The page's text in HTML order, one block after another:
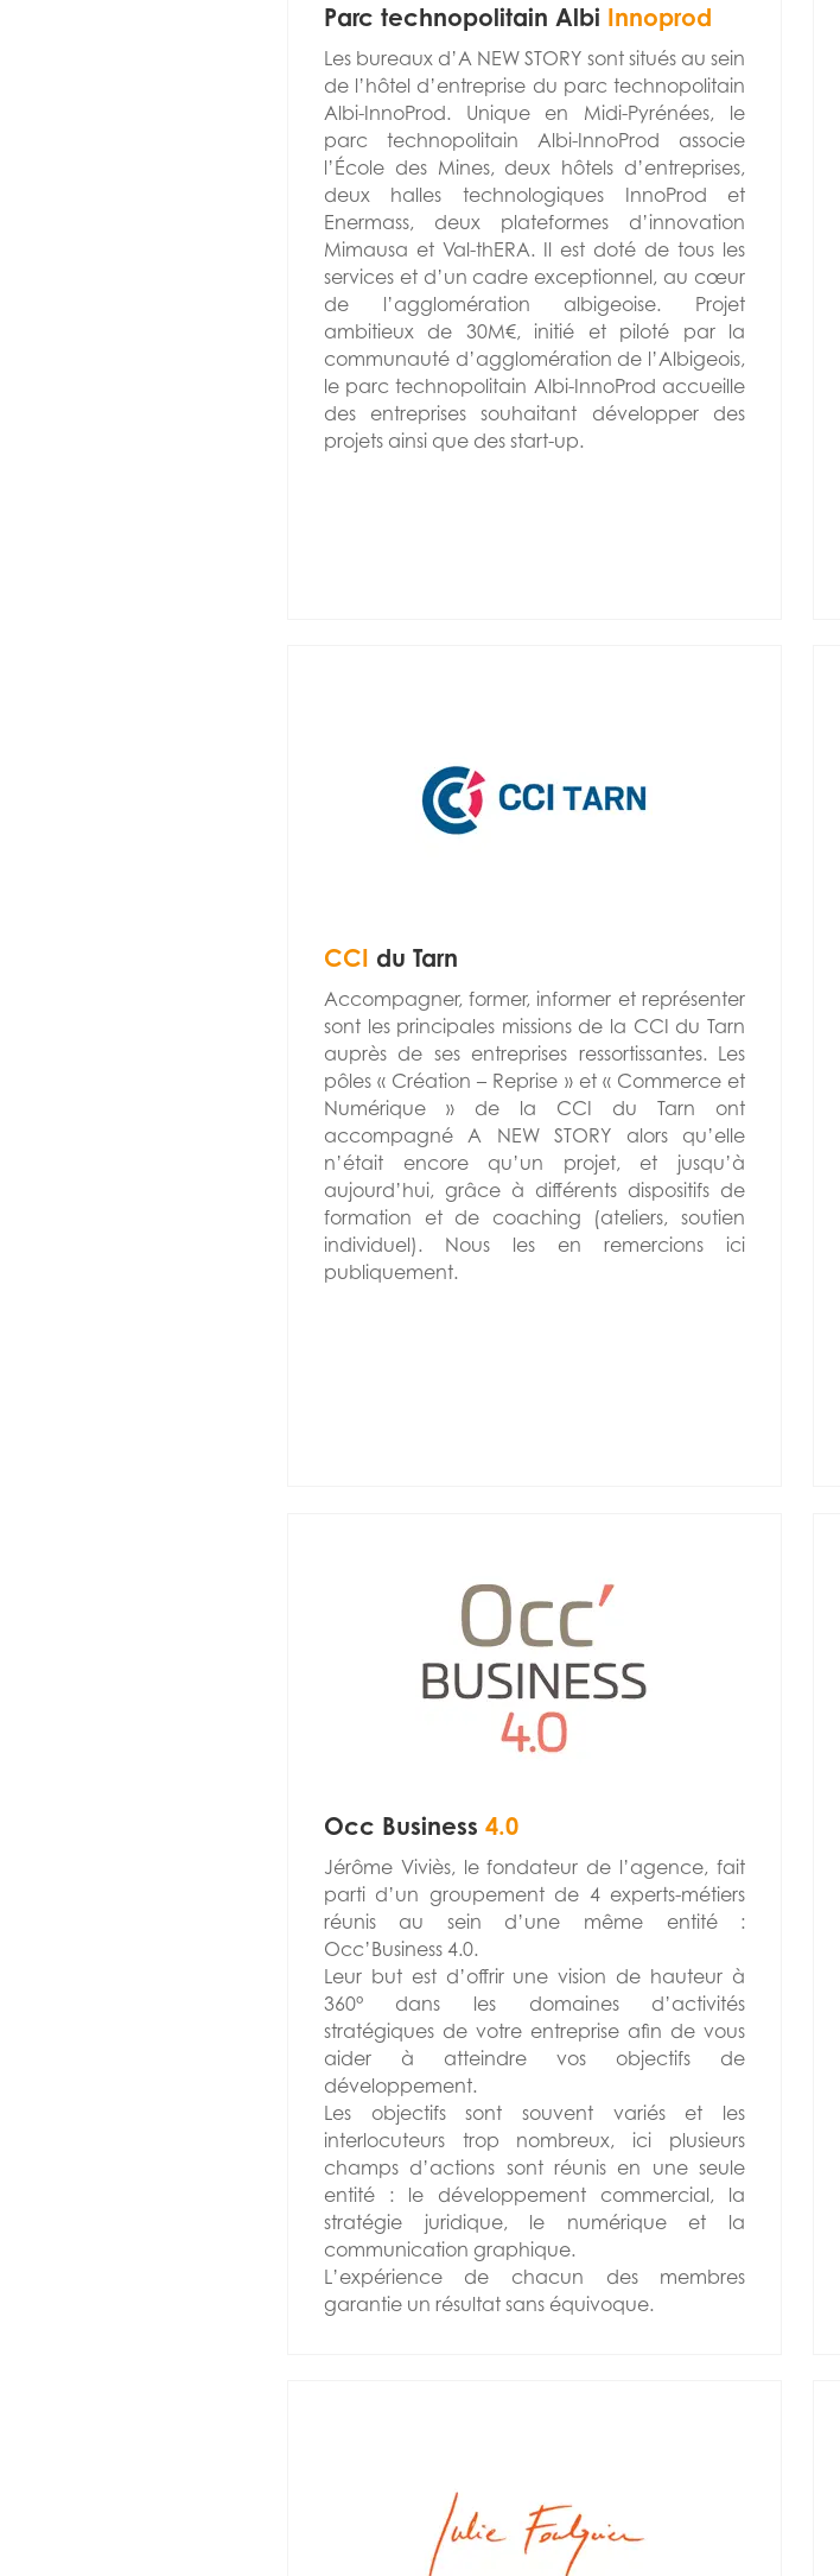
Parc technopolitain Albi Innoprod
Les bureaux d’A NEW STORY sont situés au sein
de l’hôtel d’entreprise du parc technopolitain
Albi-InnoProd. Unique en Midi-Pyrénées, le
parc technopolitain Albi-InnoProd associe
l’École des Mines, deux hôtels d’entreprises,
deux halles technologiques InnoProd et
Enermass, deux plateformes d’innovation
Mimausa et Val-thERA. Il est doté de tous les
services et d’un cadre exceptionnel, au cœur
de l’agglomération albigeoise. Projet
ambitieux de 30M€, initié et piloté par la
communauté d’agglomération de l’Albigeois,
le parc technopolitain Albi-InnoProd accueille
des entreprises souhaitant développer des
projets ainsi que des start-up.
CCI du Tarn
Accompagner, former, informer et représenter
sont les principales missions de la CCI du Tarn
auprès de ses entreprises ressortissantes. Les
pôles « Création – Reprise » et « Commerce et
Numérique » de la CCI du Tarn ont
accompagné A NEW STORY alors qu’elle
n’était encore qu’un projet, et jusqu’à
aujourd’hui, grâce à différents dispositifs de
formation et de coaching (ateliers, soutien
individuel). Nous les en remercions ici
publiquement.
Occ Business 4.0
Jérôme Viviès, le fondateur de l’agence, fait
parti d’un groupement de 4 experts-métiers
réunis au sein d’une même entité :
Occ’Business 4.0.
Leur but est d’offrir une vision de hauteur à
360° dans les domaines d’activités
stratégiques de votre entreprise afin de vous
aider à atteindre vos objectifs de
développement.
Les objectifs sont souvent variés et les
interlocuteurs trop nombreux, ici plusieurs
champs d’actions sont réunis en une seule
entité : le développement commercial, la
stratégie juridique, le numérique et la
communication graphique.
L’expérience de chacun des membres
garantie un résultat sans équivoque.